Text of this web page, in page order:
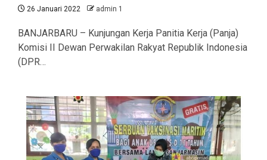
26 Januari 2022 admin 1
BANJARBARU – Kunjungan Kerja Panitia Kerja (Panja)
Komisi II Dewan Perwakilan Rakyat Republik Indonesia
(DPR…